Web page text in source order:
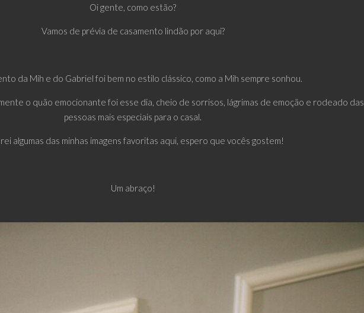
Oi gente, como estão?
Vamos de prévia de casamento lindão por aqui?
da Mih e do Gabriel foi bem no estilo clássico, como a Mih sempre sonhou.
o quão emocionante foi esse dia, cheio de sorrisos, lágrimas de emoção e rodeado das
pessoas mais especiais para o casal.
algumas das minhas imagens favoritas aqui, espero que vocês gostem!
Um abraço!